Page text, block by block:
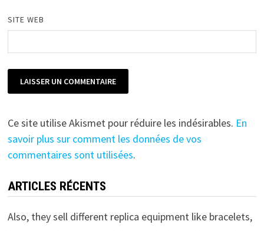
SITE WEB
Ce site utilise Akismet pour réduire les indésirables. En
savoir plus sur comment les données de vos
commentaires sont utilisées.
ARTICLES RÉCENTS
Also, they sell different replica equipment like bracelets,